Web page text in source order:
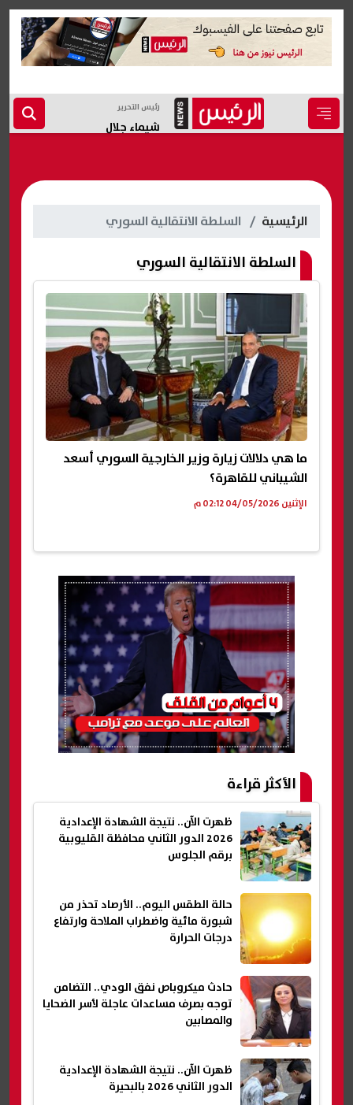
رئيس التحرير
شيماء جلال
الرئيسية السلطة الانتقالية السوري
السلطة الانتقالية السوري
ما هي دلالات زيارة وزير الخارجية السوري أسعد
الشيباني للقاهرة؟
الإثنين 04/05/2026 02:12 م
الأكثر قراءة
ظهرت الآن.. نتيجة الشهادة الإعدادية
2026 الدور الثاني محافظة القليوبية
برقم الجلوس
حالة الطقس اليوم.. الأرصاد تحذر من
شبورة مائية واضطراب الملاحة وارتفاع
درجات الحرارة
حادث ميكروباص نفق الودي.. التضامن
توجه بصرف مساعدات عاجلة لأسر الضحايا
والمصابين
ظهرت الآن.. نتيجة الشهادة الإعدادية
الدور الثاني 2026 بالبحيرة